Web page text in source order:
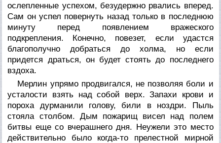
ослепленные успехом, безудержно рвались вперед.
Сам он успел повернуть назад только в последнюю
минуту перед появлением вражеского
подкрепления. Конечно, повезет, если удастся
благополучно добраться до холма, но если
придется драться, он будет стоять до последнего
вздоха.
Мерлин упрямо продвигался, не позволяя боли и
усталости взять над собой верх. Запахи крови и
пороха дурманили голову, били в ноздри. Пыль
стояла столбом. Дым пожарищ висел над полем
битвы еще со вчерашнего дня. Неужели это место
действительно было когда-то прелестной мирной